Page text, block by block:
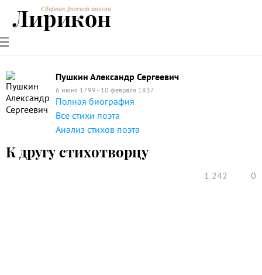
РУССКИЕ
ПОЭТЫ
СОВРЕМЕННИКИЭНЦИКЛОПЕДИЯ
ПОЭЗИИ
Сборник русской поэзии
Лирикон
Пушкин Александр Сергеевич
6 июня 1799 - 10 февраля 1837
Полная биография
Все стихи поэта
Анализ стихов поэта
К другу стихотворцу
1 242 0